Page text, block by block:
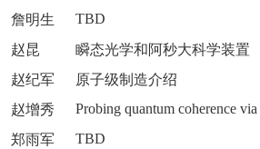
詹明生 TBD
赵昆
瞬态光学和阿秒大科学装置
赵纪军
原子级制造介绍
赵增秀
Probing quantum coherence
郑雨军 TBD